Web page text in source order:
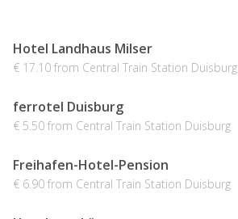
Hotel Landhaus Milser
€ 17.10 from Central Train Station Duisburg
ferrotel Duisburg
€ 5.50 from Central Train Station Duisburg
Freihafen-Hotel-Pension
€ 6.90 from Central Train Station Duisburg